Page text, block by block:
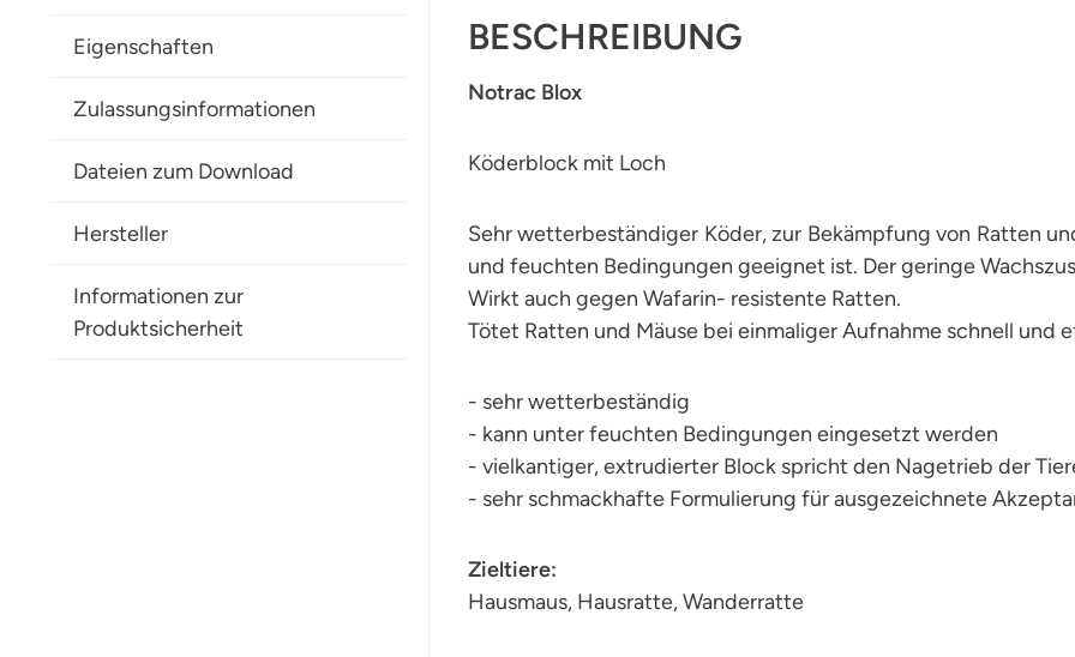
Eigenschaften
Zulassungsinformationen
Dateien zum Download
Hersteller
Informationen zur
Produktsicherheit
BESCHREIBUNG
Notrac Blox
Köderblock mit Loch
Sehr wetterbeständiger Köder, zur Bekämpfung von Ratten
und feuchten Bedingungen geeignet ist. Der geringe
Wirkt auch gegen Wafarin- resistente Ratten.
Tötet Ratten und Mäuse bei einmaliger Aufnahme schnell und
- sehr wetterbeständig
- kann unter feuchten Bedingungen eingesetzt werden
- vielkantiger, extrudierter Block spricht den Nagetrieb der
- sehr schmackhafte Formulierung für ausgezeichnete
Zieltiere:
Hausmaus, Hausratte, Wanderratte